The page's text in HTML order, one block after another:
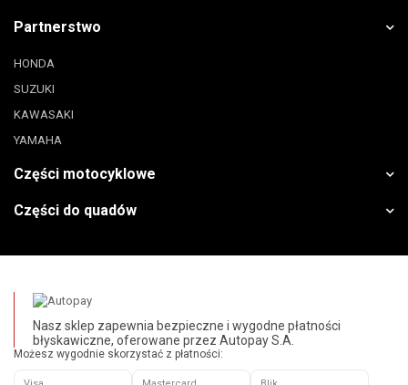
Partnerstwo
HONDA
SUZUKI
KAWASAKI
YAMAHA
Części motocyklowe
Części do quadów
Nasz sklep zapewnia bezpieczne i wygodne płatności
błyskawiczne, oferowane przez Autopay S.A.
Możesz wygodnie skorzystać z płatności: